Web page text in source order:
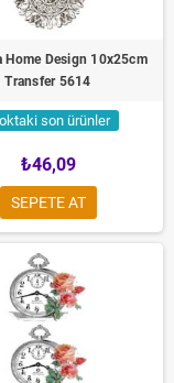
Home Design 10x25cm
Transfer 5614
son ürünler
₺46,09
SEPETE AT